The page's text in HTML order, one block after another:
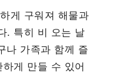
게 구워져 해물과
. 특히 비 오는 날
나 가족과 함께 즐
게 만들 수 있어